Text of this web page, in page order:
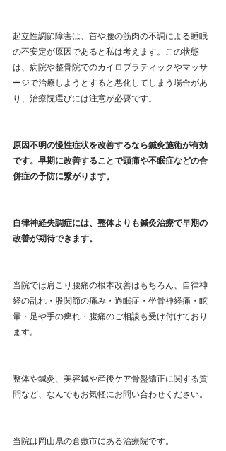
起立性調節障害は、首や腰の筋肉の不調による睡眠
の不安定が原因であると私は考えます。この状態
は、病院や整骨院でのカイロプラティックやマッサ
ージで治療しようとすると悪化してしまう場合があ
り、治療院選びには注意が必要です。
原因不明の慢性症状を改善するなら鍼灸施術が有効
です。早期に改善することで頭痛や不眠症などの合
併症の予防に繋がります。
自律神経失調症には、整体よりも鍼灸治療で早期の
改善が期待できます。
当院では肩こり腰痛の根本改善はもちろん、自律神
経の乱れ・股関節の痛み・過眠症・坐骨神経痛・眩
暈・足や手の痺れ・腹痛のご相談も受け付けており
ます。
整体や鍼灸、美容鍼や産後ケア骨盤矯正に関する質
問など、なんでもお気軽にお問い合わせください。
当院は岡山県の倉敷市にある治療院です。